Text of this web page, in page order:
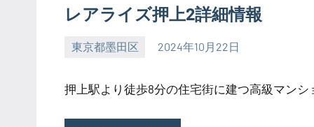
レアライズ押上2詳細情報
東京都墨田区 2024年10月22日
SEZIMO
押上駅より徒歩8分の住宅街に建つ高級マン